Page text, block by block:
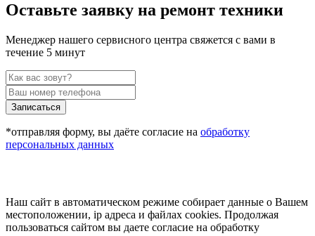
Оставьте заявку на ремонт техники
Менеджер нашего сервисного центра свяжется с вами в
течение 5 минут
Записаться
*отправляя форму, вы даёте согласие на обработку
персональных данных
Наш сайт в автоматическом режиме собирает данные о Вашем
местоположении, ip адреса и файлах cookies. Продолжая
пользоваться сайтом вы даете согласие на обработку